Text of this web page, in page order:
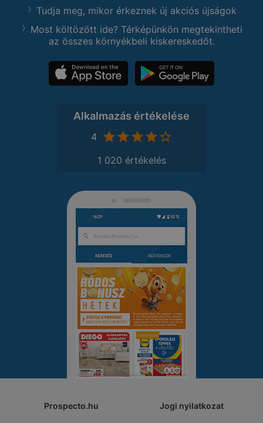
Tudja meg, mikor érkeznek új akciós újságok
Most költözött ide? Térképünkön megtekintheti
az összes környékbeli kiskereskedőt.
Alkalmazás értékelése
4
1 020 értékelés
Prospecto.hu Jogi nyilatkozat